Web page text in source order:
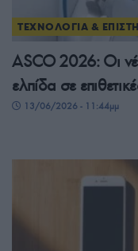
ΤΕΧΝΟΛΟΓΙΑ &
ASCO 2026: Οι
ελπίδα σε
13/06/2026 - 11:44μμ